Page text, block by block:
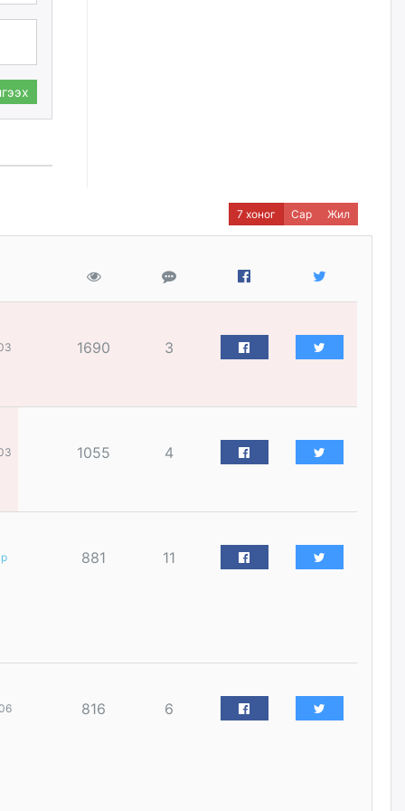
Бариста хийх нь залуусын
2026/08/06
"Урьхан" Б.Чинбат гэж хүн
бизнес хамтрагчаа гүтгэж
Д.Амарбаясгалан:
2026/08/06
АИ-92 шатахууны нийлүүлэлт
7 хоног Сар Жил
1690 3
1055 4
881 11
816 6